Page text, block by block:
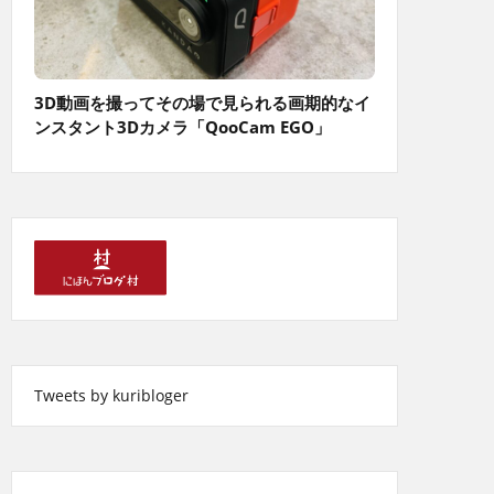
3D動画を撮ってその場で見られる画期的なイ
ンスタント3Dカメラ「QooCam EGO」
Tweets by kuribloger